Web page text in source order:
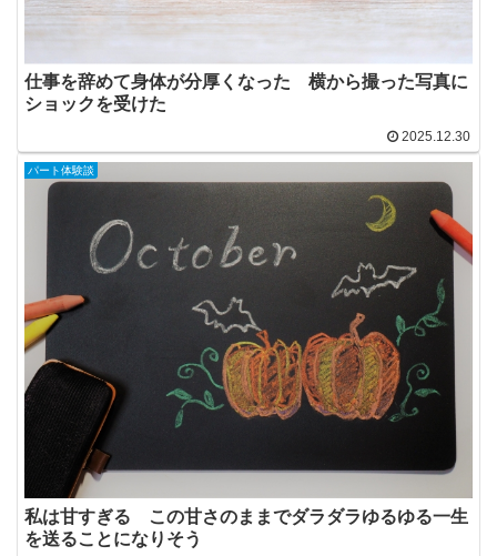
仕事を辞めて身体が分厚くなった 横から撮った写真に
ショックを受けた
2025.12.30
パート体験談
私は甘すぎる この甘さのままでダラダラゆるゆる一生
を送ることになりそう